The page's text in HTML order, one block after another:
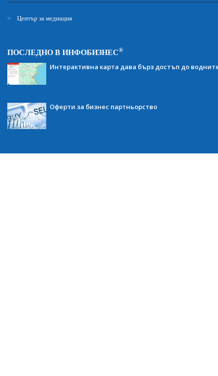
Център за медиация
ПОСЛЕДНО В ИНФОБИЗНЕС®
Интерактивна карта дава бърз достъп до
Оферти за бизнес партньорство